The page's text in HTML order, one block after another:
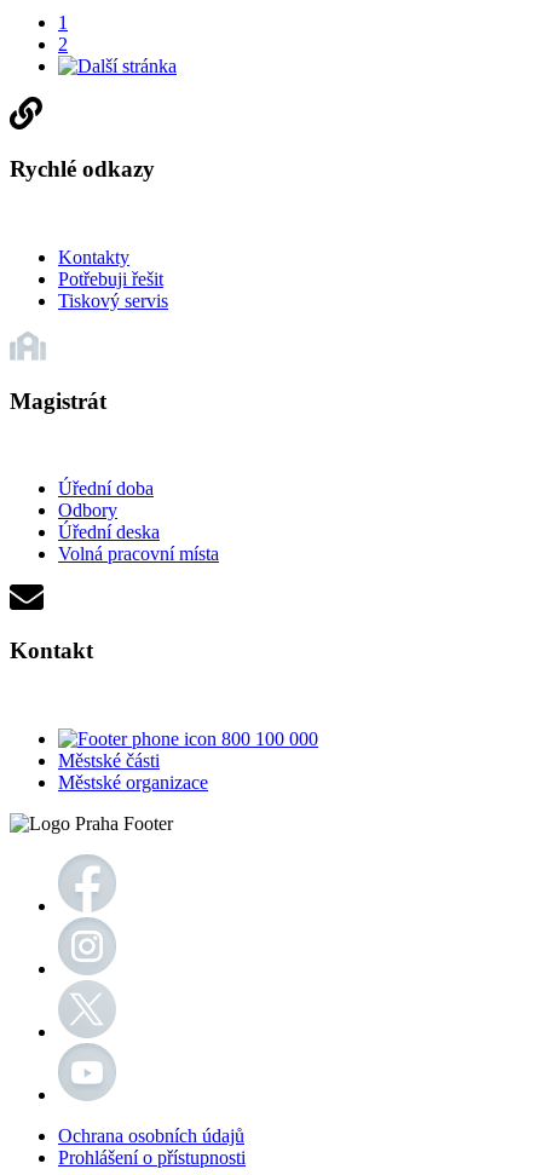
1
2
Rychlé odkazy
Kontakty
Potřebuji řešit
Tiskový servis
Magistrát
Úřední doba
Odbory
Úřední deska
Volná pracovní místa
Kontakt
800 100 000
Městské části
Městské organizace
Ochrana osobních údajů
Prohlášení o přístupnosti